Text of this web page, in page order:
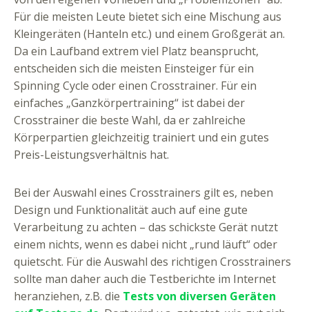
Für die meisten Leute bietet sich eine Mischung aus
Kleingeräten (Hanteln etc.) und einem Großgerät an.
Da ein Laufband extrem viel Platz beansprucht,
entscheiden sich die meisten Einsteiger für ein
Spinning Cycle oder einen Crosstrainer. Für ein
einfaches „Ganzkörpertraining“ ist dabei der
Crosstrainer die beste Wahl, da er zahlreiche
Körperpartien gleichzeitig trainiert und ein gutes
Preis-Leistungsverhältnis hat.
Bei der Auswahl eines Crosstrainers gilt es, neben
Design und Funktionalität auch auf eine gute
Verarbeitung zu achten – das schickste Gerät nutzt
einem nichts, wenn es dabei nicht „rund läuft“ oder
quietscht. Für die Auswahl des richtigen Crosstrainers
sollte man daher auch die Testberichte im Internet
heranziehen, z.B. die Tests von diversen Geräten